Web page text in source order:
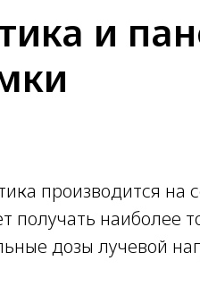
и
производится на
получать наиболее
дозы лучевой